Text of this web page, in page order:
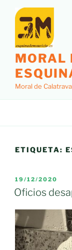
contenido
MORAL
Moral de
ETIQUETA:
PUBLICADO
EL
19/12/2020
Oficios